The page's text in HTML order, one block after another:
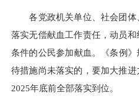
各党政机关单位、社会团体
落实无偿献血工作责任，动员
条件的公民参加献血。《条例
待措施尚未落实的，要加大推
2025年底前全部落实到位。